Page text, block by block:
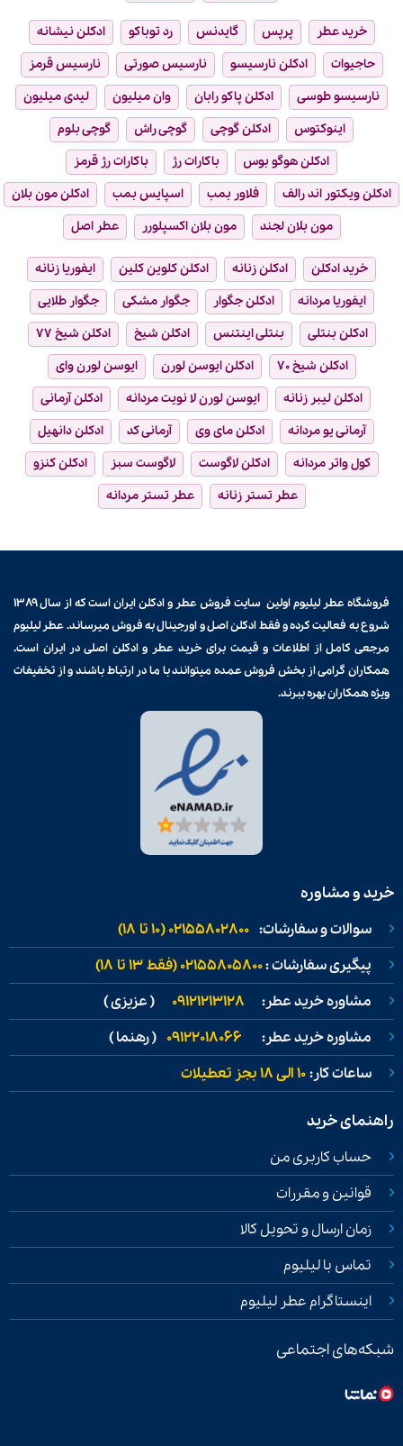
خرید عطر پرپس گایدنس رد توباکو
ادکلن نیشانه
حاجیوات
ادکلن نارسیسو نارسیس صورتی
نارسیس قرمز
نارسیسو طوسی
ادکلن پاکو رابان وان میلیون
لیدی میلیون
اینوکتوس
ادکلن گوچی گوچی راش
گوچی بلوم
ادکلن هوگو بوس
باکارات رژ
باکارات رژ قرمز
ادکلن ویکتور اند رالف
فلاور بمب اسپایس بمب
ادکلن مون بلان
مون بلان لجند
مون بلان اکسپلورر عطر اصل
خرید ادکلن ادکلن زنانه ادکلن کلوین کلین
ایفوریا زنانه
ایفوریا مردانه
ادکلن جگوار جگوار مشکی
جگوار طلایی
ادکلن بنتلی
بنتلی اینتنس ادکلن شیخ
ادکلن شیخ ۷۷
ادکلن شیخ ۷۰
ادکلن ایوسن لورن
ایوسن لورن وای
ادکلن لیبر زنانه
ایوسن لورن لا نویت مردانه
ادکلن آرمانی
آرمانی یو مردانه
ادکلن مای وی آرمانی کد
ادکلن دانهیل
کول واتر مردانه
ادکلن لاگوست لاگوست سبز
ادکلن کنزو
عطر تستر زنانه
عطر تستر مردانه
فروشگاه عطر لیلیوم اولین سایت فروشعطر و ادکلن
ایران است که از سال ۱۳۸۹
شروع به فعالیت کرده و فقط ادکلن اصل و اورجینال به فروش میرساند. عطر لیلیوم
مرجعی کامل از اطلاعات و قیمت برایخرید عطر و ادکلن اصلی در ایران است.
همکاران گرامی از بخش فروش عمده میتوانند با ما در ارتباط باشند و از تخفیفات
ویژه همکاران بهره ببرند.
خرید و مشاوره
سوالات و سفارشات: 02155802800 (۱۰ تا ۱۸)
پیگیری سفارشات :02155805800 (فقط ۱۳ تا ۱۸)
مشاوره خرید عطر: 09121213128 ( عزیزی )
مشاوره خرید عطر: 09122018066 ( رهنما )
ساعات کار:۱۰ الی ۱۸ بجز تعطیلات
راهنمای خرید
حساب کاربری من
قوانین و مقررات
زمان ارسال و تحویل کالا
تماس با لیلیوم
اینستاگرام عطر لیلیوم
شبکه‌های اجتماعی